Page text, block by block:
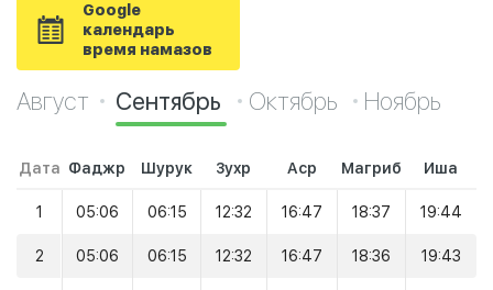
Google
календарь
время намазов
Август Сентябрь Октябрь Ноябрь
Дата Фаджр Шурук Зухр Аср Магриб Иша
1 05:06 06:15 12:32 16:47 18:37 19:44
2 05:06 06:15 12:32 16:47 18:36 19:43